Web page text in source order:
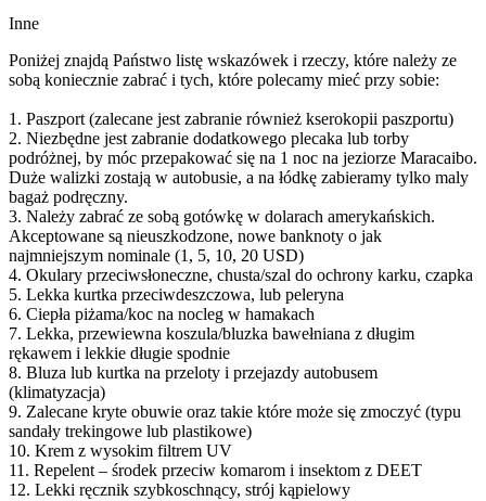
Inne
Poniżej znajdą Państwo listę wskazówek i rzeczy, które należy ze
sobą koniecznie zabrać i tych, które polecamy mieć przy sobie:
1. Paszport (zalecane jest zabranie również kserokopii paszportu)
2. Niezbędne jest zabranie dodatkowego plecaka lub torby
podróżnej, by móc przepakować się na 1 noc na jeziorze Maracaibo.
Duże walizki zostają w autobusie, a na łódkę zabieramy tylko maly
bagaż podręczny.
3. Należy zabrać ze sobą gotówkę w dolarach amerykańskich.
Akceptowane są nieuszkodzone, nowe banknoty o jak
najmniejszym nominale (1, 5, 10, 20 USD)
4. Okulary przeciwsłoneczne, chusta/szal do ochrony karku, czapka
5. Lekka kurtka przeciwdeszczowa, lub peleryna
6. Ciepła piżama/koc na nocleg w hamakach
7. Lekka, przewiewna koszula/bluzka bawełniana z długim
rękawem i lekkie długie spodnie
8. Bluza lub kurtka na przeloty i przejazdy autobusem
(klimatyzacja)
9. Zalecane kryte obuwie oraz takie które może się zmoczyć (typu
sandały trekingowe lub plastikowe)
10. Krem z wysokim filtrem UV
11. Repelent – środek przeciw komarom i insektom z DEET
12. Lekki ręcznik szybkoschnący, strój kąpielowy